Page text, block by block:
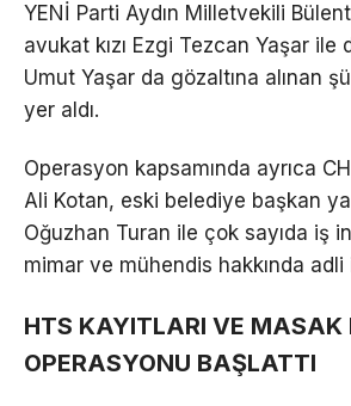
YENİ Parti Aydın Milletvekili Bülent
avukat kızı Ezgi Tezcan Yaşar ile
Umut Yaşar da gözaltına alınan
yer aldı.
Operasyon kapsamında ayrıca
Ali Kotan, eski belediye başkan
Oğuzhan Turan ile çok sayıda iş
mimar ve mühendis hakkında adli
HTS KAYITLARI VE MASAK
OPERASYONU BAŞLATTI